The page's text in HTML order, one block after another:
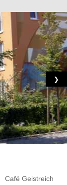
❯
Café Geistreich